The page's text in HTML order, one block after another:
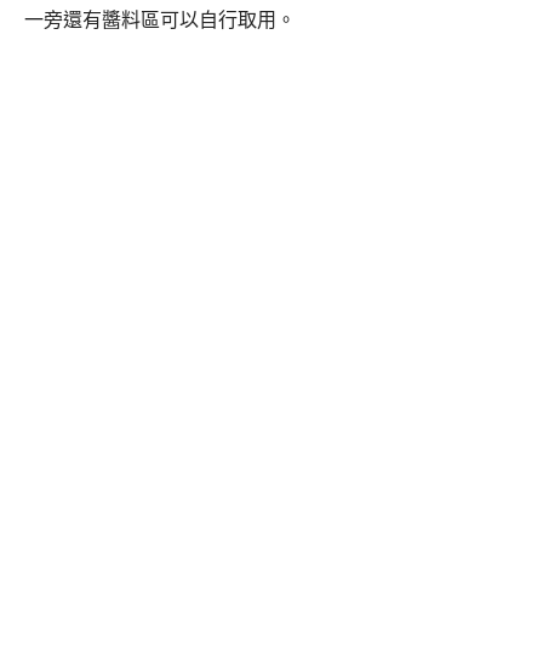
一旁還有醬料區可以自行取用。